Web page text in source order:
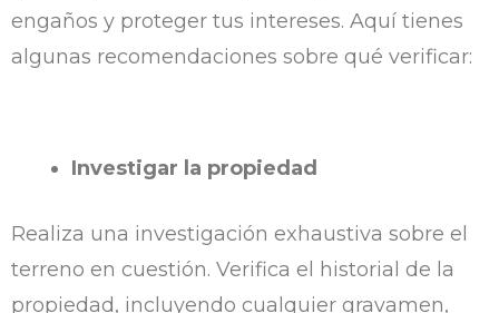
engaños y proteger tus intereses. Aquí tienes
algunas recomendaciones sobre qué verificar:
Investigar la propiedad
Realiza una investigación exhaustiva sobre el
terreno en cuestión. Verifica el historial de la
propiedad, incluyendo cualquier gravamen,